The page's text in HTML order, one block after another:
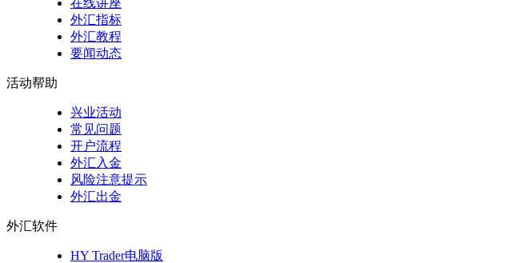
外汇指标
外汇教程
要闻动态
活动帮助
兴业活动
常见问题
开户流程
外汇入金
风险注意提示
外汇出金
外汇软件
HY Trader电脑版